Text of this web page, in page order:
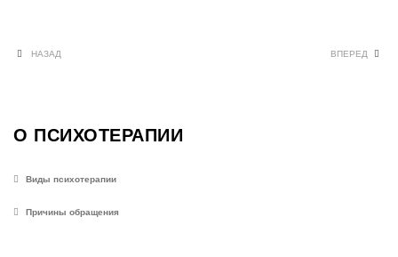
НАЗАД ВПЕРЕД
О ПСИХОТЕРАПИИ
Виды психотерапии
Причины обращения